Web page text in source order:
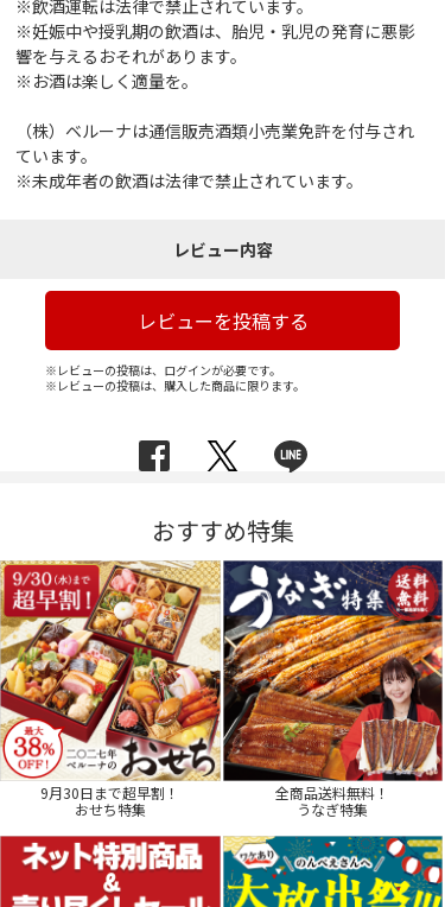
※飲酒運転は法律で禁止されています。
※妊娠中や授乳期の飲酒は、胎児・乳児の発育に悪影
響を与えるおそれがあります。
※お酒は楽しく適量を。
（株）ベルーナは通信販売酒類小売業免許を付与され
ています。
※未成年者の飲酒は法律で禁止されています。
レビュー内容
レビューを投稿する
※レビューの投稿は、ログインが必要です。
※レビューの投稿は、購入した商品に限ります。
おすすめ特集
9月30日まで超早割！
おせち特集
全商品送料無料！
うなぎ特集